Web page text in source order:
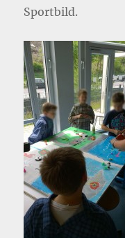
Sportbild.